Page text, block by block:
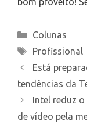
Categories
Colunas
Tags
Profissional
Está
tendências da
Intel reduz
de vídeo pela